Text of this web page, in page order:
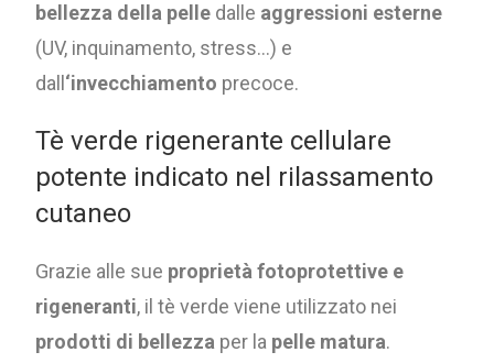
bellezza della pelle dalle aggressioni esterne
(UV, inquinamento, stress…) e
dall ‘invecchiamento precoce.
Tè verde rigenerante cellulare
potente indicato nel rilassamento
cutaneo
Grazie alle sue proprietà fotoprotettive e
rigeneranti, il tè verde viene utilizzato nei
prodotti di bellezza per la pelle matura.